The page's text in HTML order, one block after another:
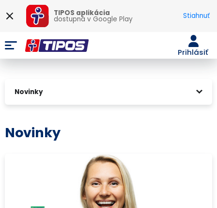
TIPOS aplikácia
dostupná vGoogle Play Stiahnuť
Prihlásiť
Novinky
Novinky